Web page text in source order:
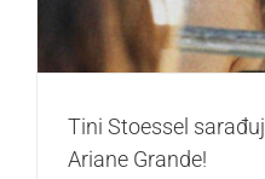
Tini Stoessel
Ariane Grande!